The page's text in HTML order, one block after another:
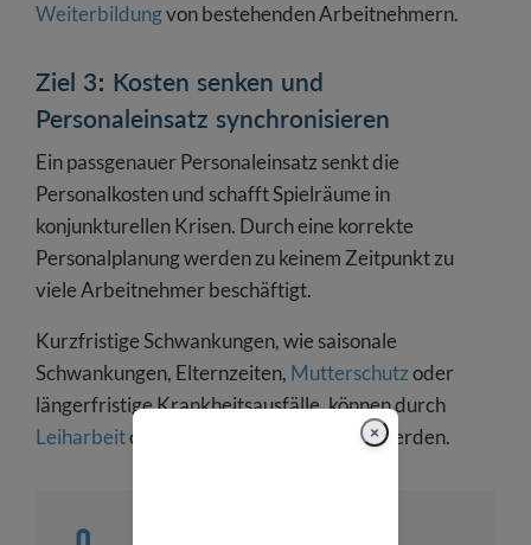
Weiterbildungvon bestehenden Arbeitnehmern.
Ziel 3: Kosten senken und
Personaleinsatz synchronisieren
Ein passgenauer Personaleinsatz senkt die
Personalkosten und schafft Spielräume in
konjunkturellen Krisen. Durch eine korrekte
Personalplanung werden zu keinem Zeitpunkt zu
viele Arbeitnehmer beschäftigt.
Kurzfristige Schwankungen, wie saisonale
Schwankungen, Elternzeiten, Mutterschutzoder
längerfristige Krankheitsausfälle, können durch
Leiharbeitoder Versetzungen reguliert werden.
×